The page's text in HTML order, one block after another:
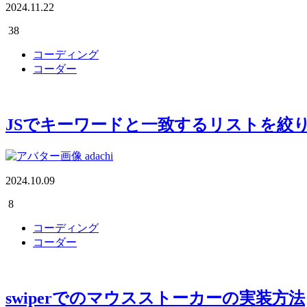
2024.11.22
38
コーディング
コーダー
JSでキーワードと一致するリストを絞
adachi
2024.10.09
8
コーディング
コーダー
swiperでのマウスストーカーの実装方法